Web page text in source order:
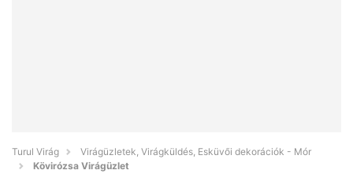
Turul Virág
Virágüzletek, Virágküldés, Esküvői dekorációk - Mór
Kövirózsa Virágüzlet